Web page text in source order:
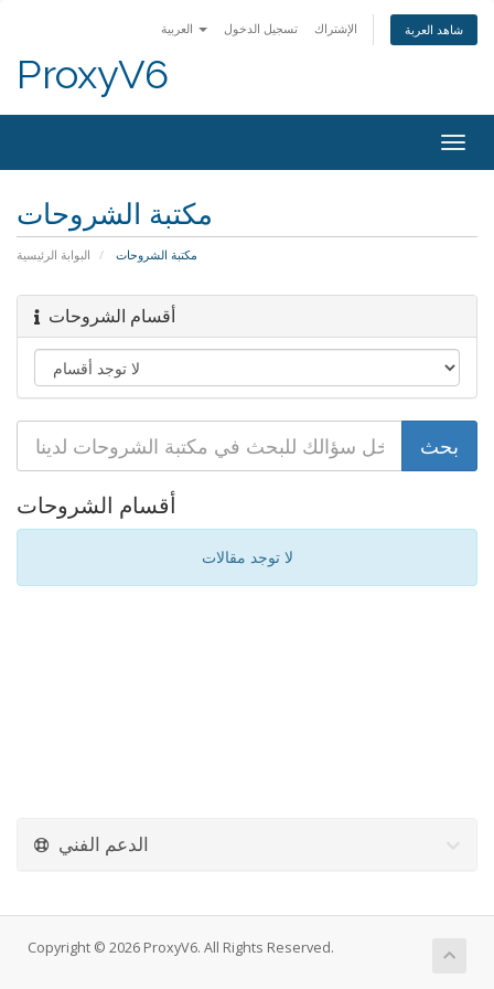
تسجيل الدخول الإشتراك شاهد العربة
ProxyV6
مكتبة الشروحات
البوابة الرئيسية مكتبة الشروحات
أقسام الشروحات
أقسام الشروحات
لا توجد مقالات
الدعم الفني
Copyright © 2026 ProxyV6. All Rights Reserved.